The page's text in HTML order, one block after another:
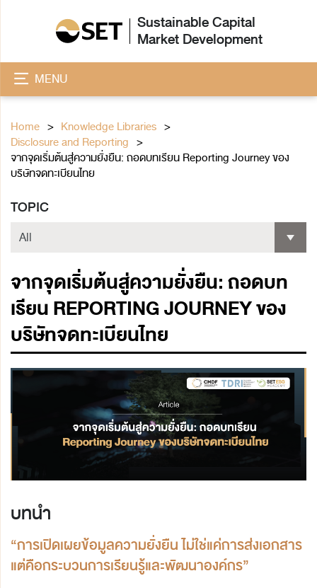
Sustainable Capital
Market Development
MENU
Home
Knowledge Libraries
Disclosure and Reporting
จากจุดเริ่มต้นสู่ความยั่งยืน: ถอดบทเรียน Reporting Journey ของ
บริษัทจดทะเบียนไทย
TOPIC
จากจุดเริ่มต้นสู่ความยั่งยืน: ถอดบท
เรียน REPORTING JOURNEY ของ
บริษัทจดทะเบียนไทย
บทนำ
“การเปิดเผยข้อมูลความยั่งยืน ไม่ใช่แค่การส่งเอกสาร
แต่คือกระบวนการเรียนรู้และพัฒนาองค์กร”